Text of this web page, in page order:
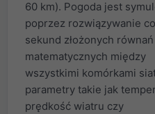
60 km). Pogoda jest
poprzez rozwiązywanie
sekund złożonych równań
matematycznych między
wszystkimi komórkami
parametry takie jak
prędkość wiatru czy